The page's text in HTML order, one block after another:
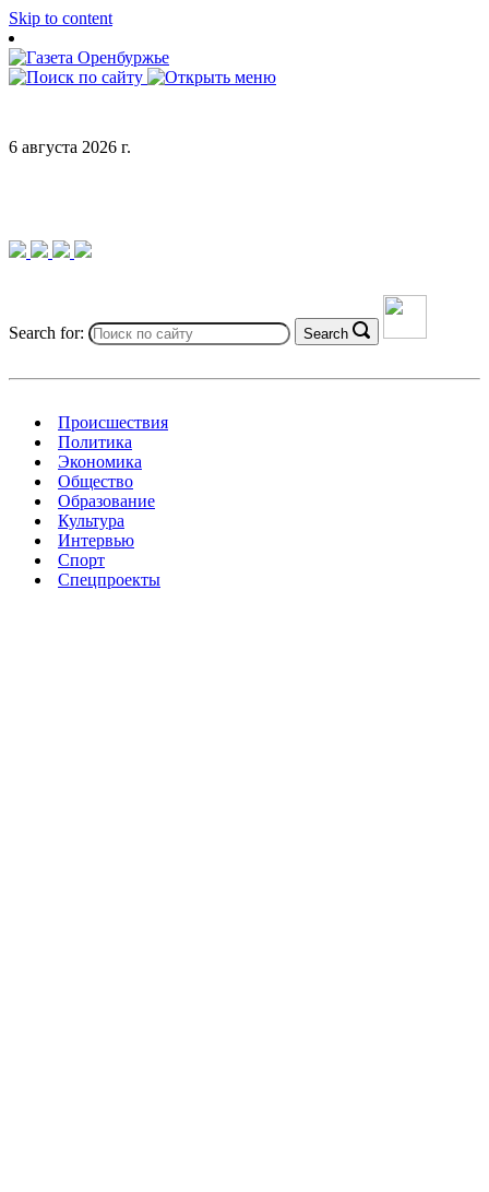
Skip to content
6 августа 2026 г.
Search for: Search
Происшествия
Политика
Экономика
Общество
Образование
Культура
Интервью
Спорт
Спецпроекты